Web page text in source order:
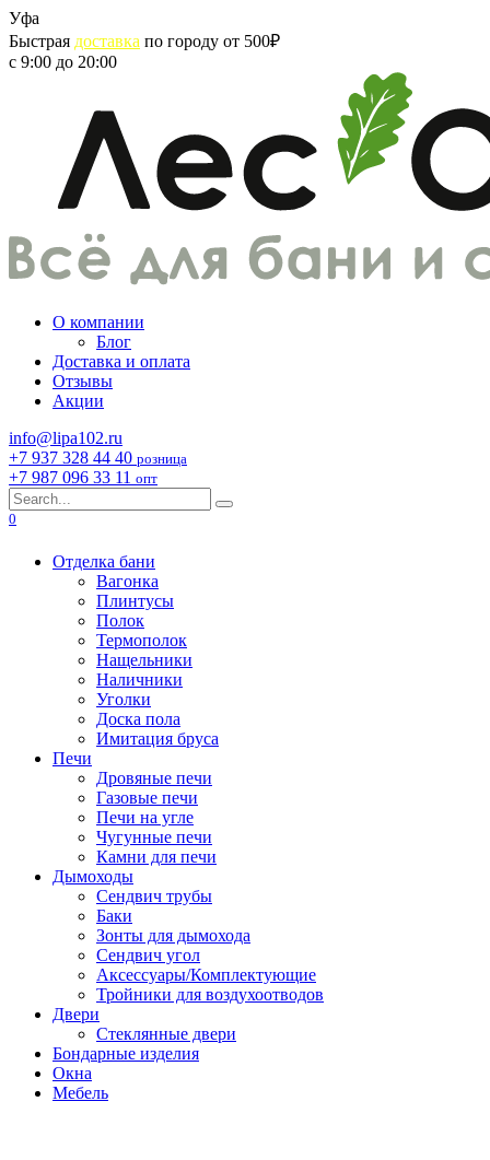
Skip
to
content
Уфа
Быстрая доставка по городу от 500₽
с 9:00 до 20:00
О компании
Блог
Доставка и оплата
Отзывы
Акции
info@lipa102.ru
+7 937 328 44 40 розница
+7 987 096 33 11 опт
Search
for:
0
Отделка бани
Вагонка
Плинтусы
Полок
Термополок
Нащельники
Наличники
Уголки
Доска пола
Имитация бруса
Печи
Дровяные печи
Газовые печи
Печи на угле
Чугунные печи
Камни для печи
Дымоходы
Сендвич трубы
Баки
Зонты для дымохода
Сендвич угол
Аксессуары/Комплектующие
Тройники для воздухоотводов
Двери
Стеклянные двери
Бондарные изделия
Окна
Мебель